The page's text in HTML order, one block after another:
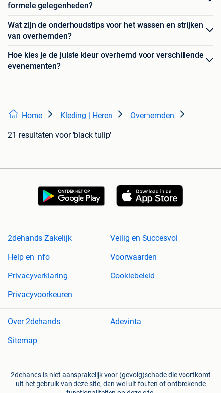
formele gelegenheden?
Wat zijn de onderhoudstips voor het wassen en strijken
van overhemden?
Hoe kies je de juiste kleur overhemd voor verschillende
evenementen?
Home Kleding | Heren Overhemden
21 resultaten voor 'black tulip'
2dehands Zakelijk
Veilig en Succesvol
Help en info
Voorwaarden
Privacyverklaring
Cookiebeleid
Privacyvoorkeuren
Over 2dehands
Adevinta
Sitemap
2dehands is niet aansprakelijk voor (gevolg)schade die voortkomt
uit het gebruik van deze site, dan wel uit fouten of ontbrekende